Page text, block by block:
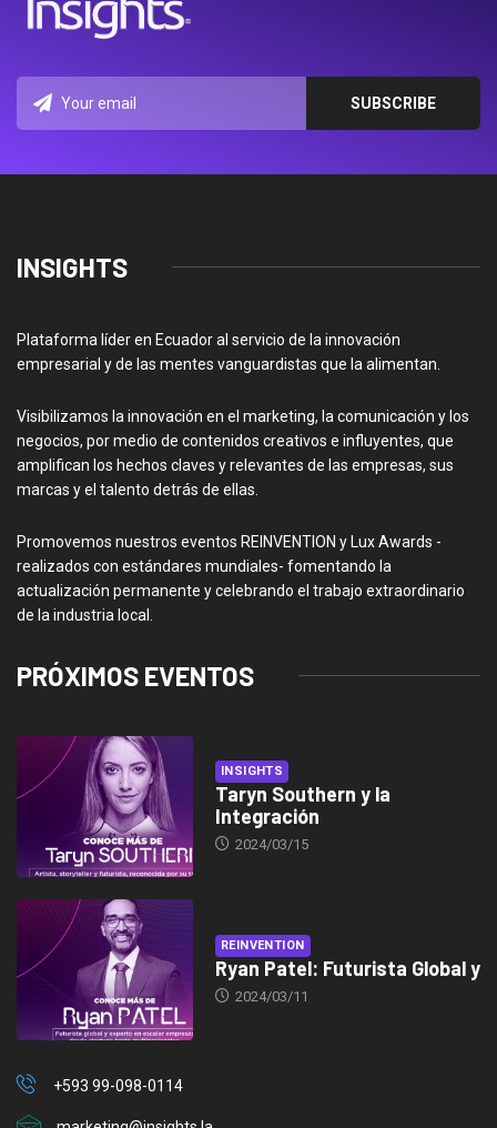
INSIGHTS
Plataforma líder en Ecuador al servicio de la innovación
empresarial y de las mentes vanguardistas que la alimentan.
Visibilizamos la innovación en el marketing, la comunicación y los
negocios, por medio de contenidos creativos e influyentes, que
amplifican los hechos claves y relevantes de las empresas, sus
marcas y el talento detrás de ellas.
Promovemos nuestros eventos REINVENTION y Lux Awards -
realizados con estándares mundiales- fomentando la
actualización permanente y celebrando el trabajo extraordinario
de la industria local.
PRÓXIMOS EVENTOS
INSIGHTS
Taryn Southern y la
Integración
2024/03/15
REINVENTION
Ryan Patel: Futurista Global y
2024/03/11
+593 99-098-0114